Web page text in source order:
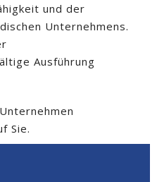
und der
Unternehmens.
Ausführung
Sie.